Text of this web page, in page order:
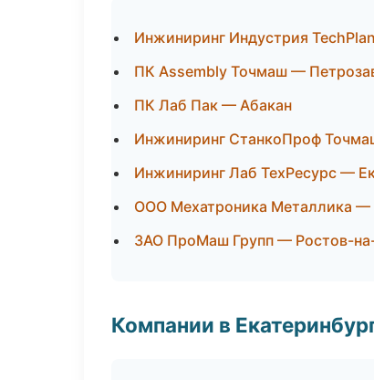
Инжиниринг Индустрия
ПК Assembly Точмаш —
ПК Лаб Пак — Абакан
Инжиниринг СтанкоПроф
Инжиниринг Лаб ТехРесурс —
ООО Мехатроника Металлика —
ЗАО ПроМаш Групп — Ростов-
Компании в